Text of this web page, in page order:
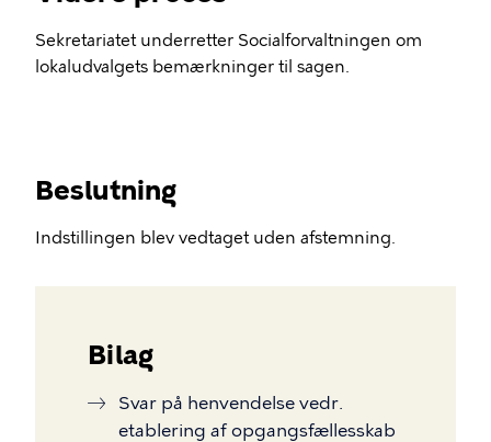
Sekretariatet underretter Socialforvaltningen om
lokaludvalgets bemærkninger til sagen.
Beslutning
Indstillingen blev vedtaget uden afstemning.
Bilag
Svar på henvendelse vedr.
etablering af opgangsfællesskab